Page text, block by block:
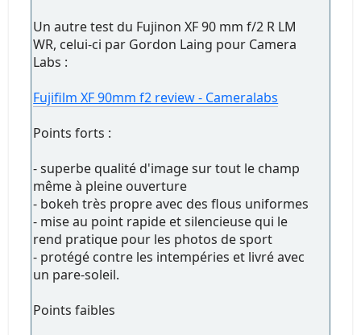
Un autre test du Fujinon XF 90 mm f/2 R LM
WR, celui-ci par Gordon Laing pour Camera
Labs :
Fujifilm XF 90mm f2 review - Cameralabs
Points forts :
- superbe qualité d'image sur tout le champ
même à pleine ouverture
- bokeh très propre avec des flous uniformes
- mise au point rapide et silencieuse qui le
rend pratique pour les photos de sport
- protégé contre les intempéries et livré avec
un pare-soleil.
Points faibles